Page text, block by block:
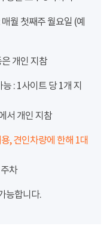
월 첫째주 월요일 (예
개인 지참
: 1사이트 당 1개 지
서 개인 지참
, 견인차량에 한해 1대
차
능합니다.